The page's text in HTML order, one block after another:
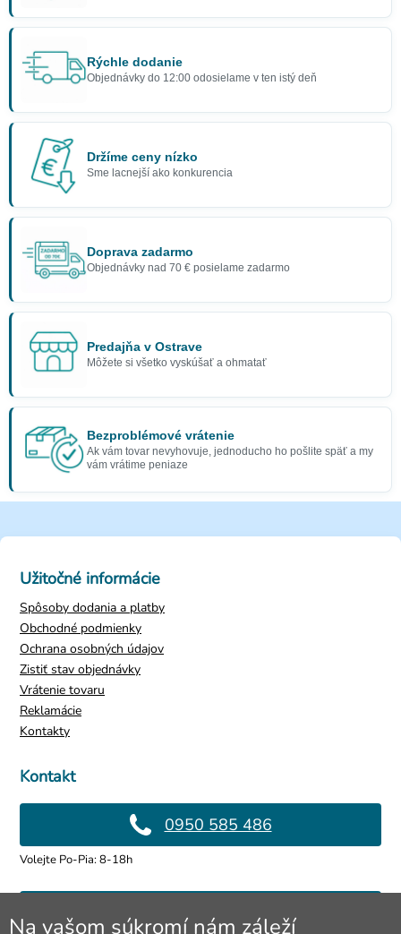
Rýchle dodanie
Objednávky do 12:00 odosielame v ten istý deň
Držíme ceny nízko
Sme lacnejší ako konkurencia
Doprava zadarmo
Objednávky nad 70 € posielame zadarmo
Predajňa v Ostrave
Môžete si všetko vyskúšať a ohmatať
Bezproblémové vrátenie
Ak vám tovar nevyhovuje, jednoducho ho pošlite späť a my
vám vrátime peniaze
Kontakt
0950 585 486
Volejte Po-Pia: 8-18h
info@4lol.cz
Užitočné informácie
Spôsoby dodania a platby
Obchodné podmienky
Ochrana osobných údajov
Zistiť stav objednávky
Vrátenie tovaru
Reklamácie
Kontakty
Na vašom súkromí nám záleží